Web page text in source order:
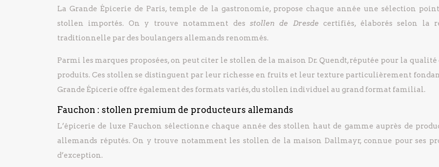
La Grande Épicerie de Paris, temple de la gastronomie, propose chaque année une sélection
stollen importés. On y trouve notamment des stollen de Dresde certifiés, élaborés selon la
traditionnelle par des boulangers allemands renommés.
Parmi les marques proposées, on peut citer le stollen de la maison Dr. Quendt, réputée pour la qualité
produits. Ces stollen se distinguent par leur richesse en fruits et leur texture particulièrement
Grande Épicerie offre également des formats variés, du stollen individuel au grand format familial.
Fauchon : stollen premium de producteurs allemands
L’épicerie de luxe Fauchon sélectionne chaque année des stollen haut de gamme auprès de
allemands réputés. On y trouve notamment les stollen de la maison Dallmayr, connue pour ses
d’exception.